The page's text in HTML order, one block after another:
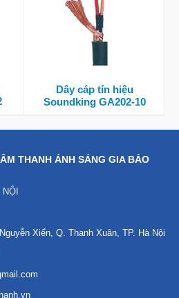
Dây cáp tín hiệu
Soundking GA202-10
THANH ÁNH SÁNG GIA BẢO
Xiển, Q. Thanh Xuân, TP. Hà Nội